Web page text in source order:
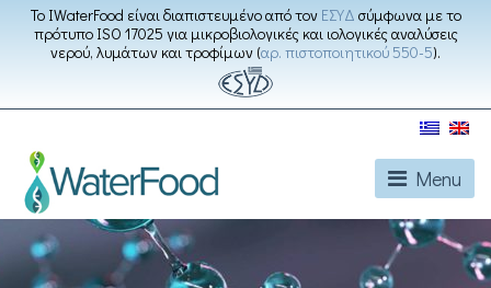
Το IWaterFood είναι διαπιστευμένο από τον ΕΣΥΔ σύμφωνα με το
πρότυπο ISO 17025 για μικροβιολογικές και ιολογικές αναλύσεις
νερού, λυμάτων και τροφίμων (αρ. πιστοποιητικού 550-5).
Menu